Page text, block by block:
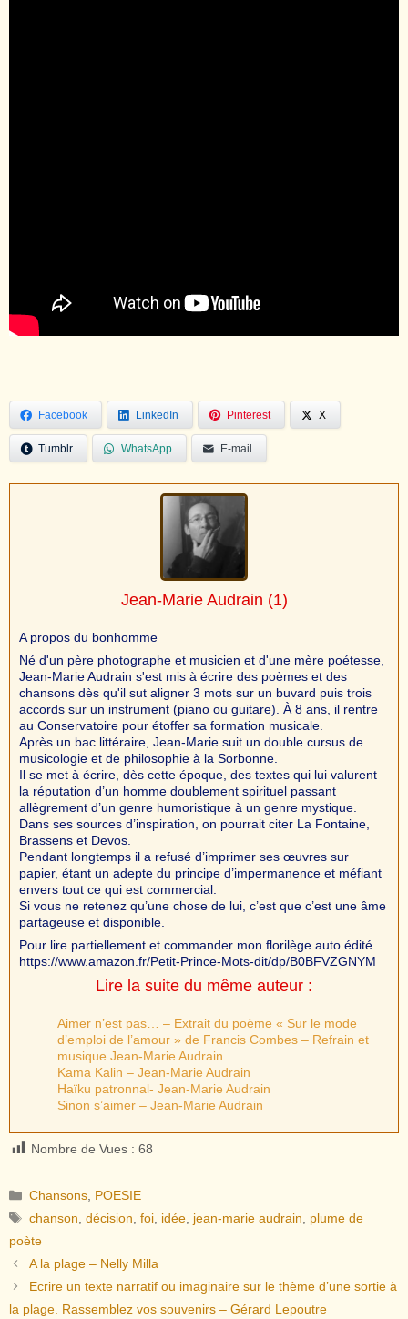
Facebook LinkedIn Pinterest X
Tumblr WhatsApp E-mail
Jean-Marie Audrain (1)
A propos du bonhomme
Né d'un père photographe et musicien et d'une mère poétesse,
Jean-Marie Audrain s'est mis à écrire des poèmes et des
chansons dès qu'il sut aligner 3 mots sur un buvard puis trois
accords sur un instrument (piano ou guitare). À 8 ans, il rentre
au Conservatoire pour étoffer sa formation musicale.
Après un bac littéraire, Jean-Marie suit un double cursus de
musicologie et de philosophie à la Sorbonne.
Il se met à écrire, dès cette époque, des textes qui lui valurent
la réputation d’un homme doublement spirituel passant
allègrement d’un genre humoristique à un genre mystique.
Dans ses sources d’inspiration, on pourrait citer La Fontaine,
Brassens et Devos.
Pendant longtemps il a refusé d’imprimer ses œuvres sur
papier, étant un adepte du principe d’impermanence et méfiant
envers tout ce qui est commercial.
Si vous ne retenez qu’une chose de lui, c’est que c’est une âme
partageuse et disponible.
Pour lire partiellement et commander mon florilège auto édité
https://www.amazon.fr/Petit-Prince-Mots-dit/dp/B0BFVZGNYM
Lire la suite du même auteur :
Aimer n’est pas… – Extrait du poème « Sur le mode
d’emploi de l’amour » de Francis Combes – Refrain et
musique Jean-Marie Audrain
Kama Kalin – Jean-Marie Audrain
Haïku patronnal- Jean-Marie Audrain
Sinon s’aimer – Jean-Marie Audrain
Nombre de Vues : 68
Catégories
Chansons POESIE
Étiquettes
chanson ,décision ,foi idée jean-marie audrain
plume de
poète
A la plage – Nelly Milla
Ecrire un texte narratif ou imaginaire sur le thème d’une sortie à
la plage. Rassemblez vos souvenirs – Gérard Lepoutre